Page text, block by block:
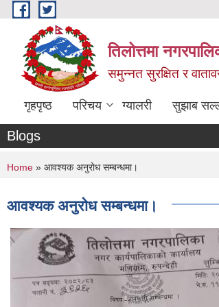
Skip to main content
तिलोत्तमा
समुन्नत सुरक्षित र
गृहपृष्ठ परिचय ग्यालरी सुझाब
Blogs
You are here
Home » आवश्यक अनुरोध सम्बन्धमा।
आवश्यक अनुरोध सम्बन्धमा।